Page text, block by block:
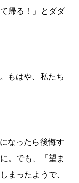
帰る！」とダダ
もはや、私たち
なったら後悔す
。でも、「望ま
まったようで、